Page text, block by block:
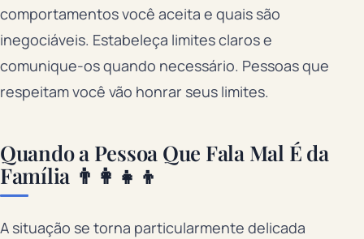
comportamentos você aceita e quais são
inegociáveis. Estabeleça limites claros e
comunique-os quando necessário. Pessoas que
respeitam você vão honrar seus limites.
Quando a Pessoa Que Fala Mal É da
Família 👨‍👩‍👧‍👦
A situação se torna particularmente delicada